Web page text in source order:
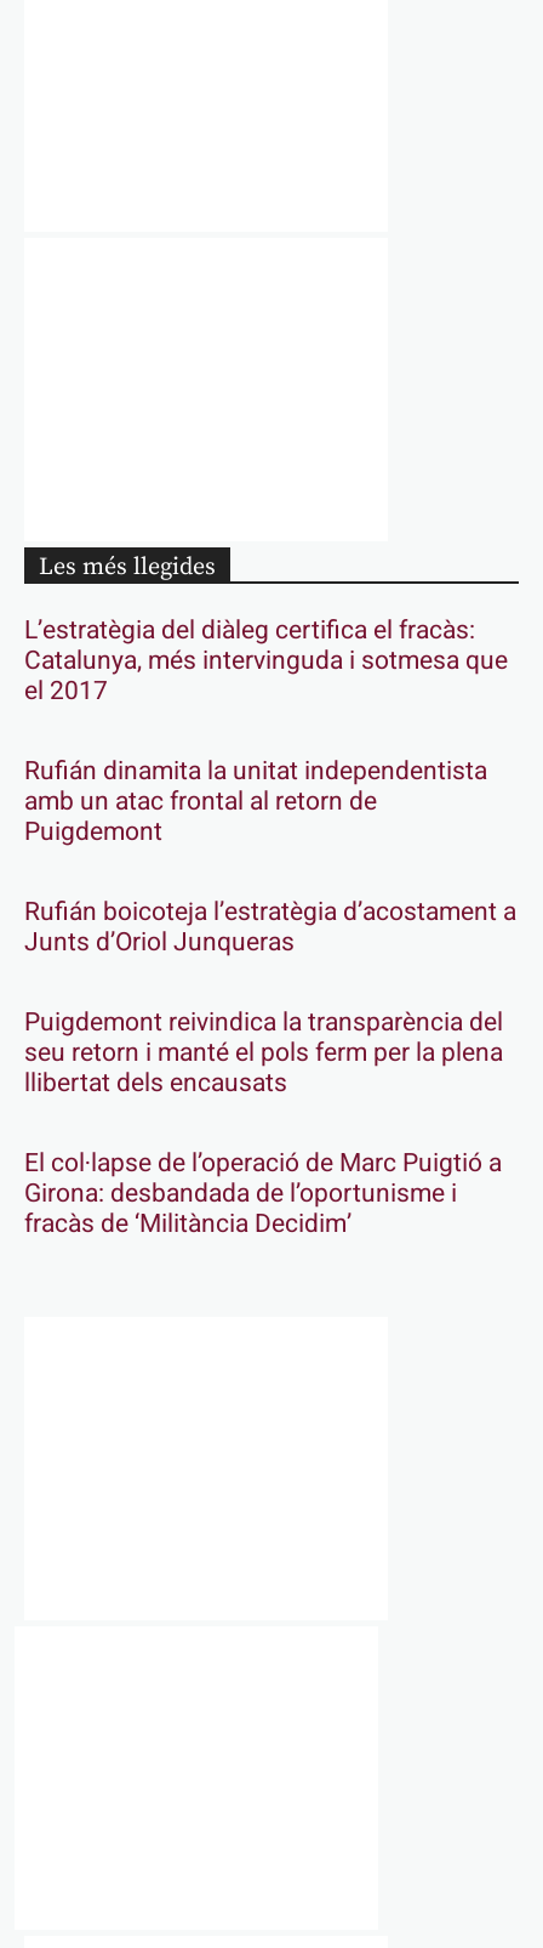
Les més llegides
L’estratègia del diàleg certifica el fracàs:
Catalunya, més intervinguda i sotmesa que
el 2017
Rufián dinamita la unitat independentista
amb un atac frontal al retorn de
Puigdemont
Rufián boicoteja l’estratègia d’acostament a
Junts d’Oriol Junqueras
Puigdemont reivindica la transparència del
seu retorn i manté el pols ferm per la plena
llibertat dels encausats
El col·lapse de l’operació de Marc Puigtió a
Girona: desbandada de l’oportunisme i
fracàs de ‘Militància Decidim’